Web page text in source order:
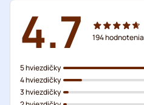
4.7 194hodnotenia
5 hviezdičky
4 hviezdičky
3 hviezdičky